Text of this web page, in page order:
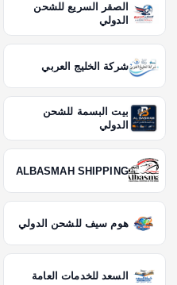
الصقر السريع للشحن
الدولي
شركة الخليج العربي
بيت البسمة للشحن
الدولي
ALBASMAH SHIPPING
هوم سيف للشحن الدولي
السعد للخدمات العامة